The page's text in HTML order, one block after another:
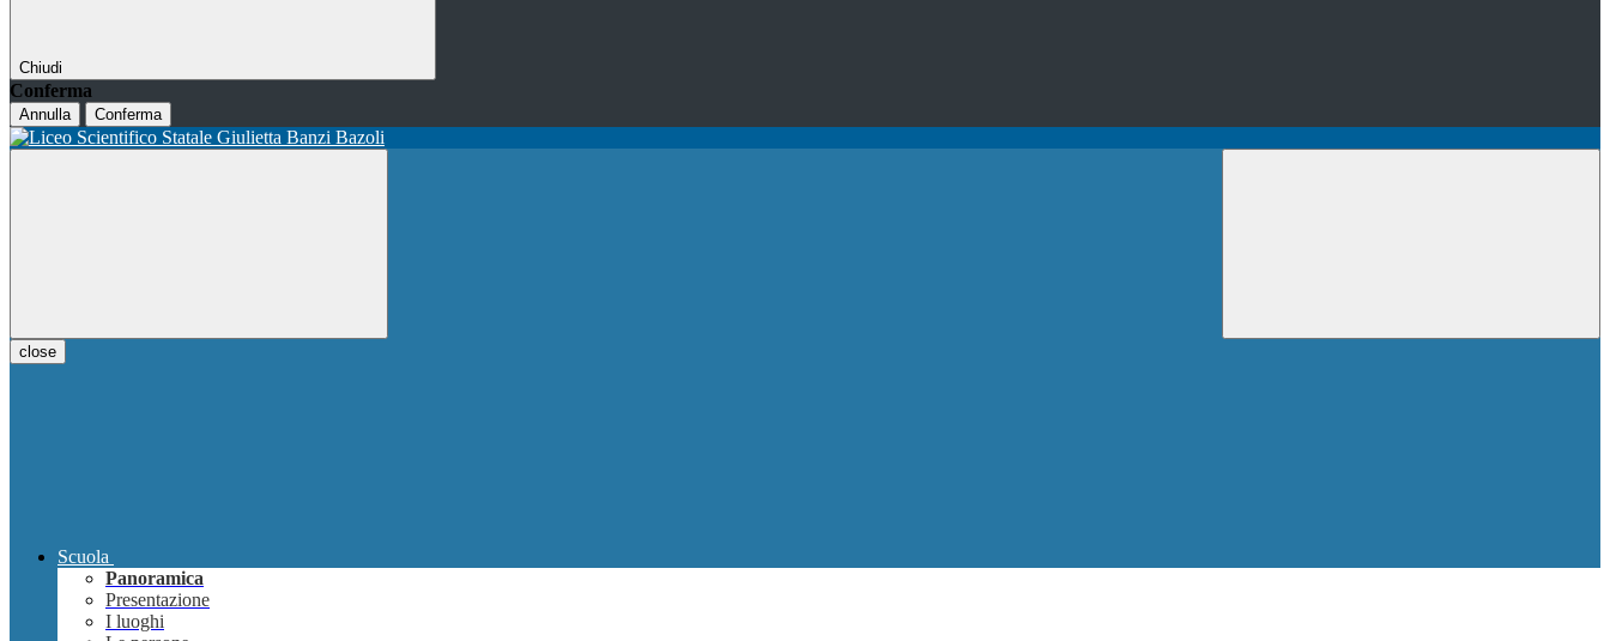
Chiudi
Conferma
Annulla Conferma
close
Scuola
Panoramica
Presentazione
I luoghi